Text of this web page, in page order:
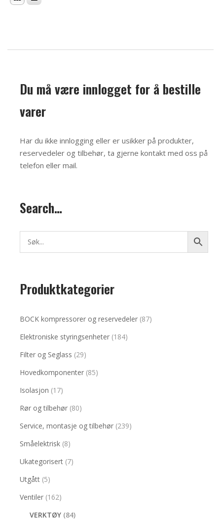
Du må være innlogget for å bestille
varer
Har du ikke innlogging eller er usikker på produkter,
reservedeler og tilbehør, ta gjerne kontakt med oss på
telefon eller mail.
Search…
Produktkategorier
BOCK kompressorer og reservedeler (87)
Elektroniske styringsenheter (184)
Filter og Seglass (29)
Hovedkomponenter (85)
Isolasjon (17)
Rør og tilbehør (80)
Service, montasje og tilbehør (239)
Småelektrisk (8)
Ukategorisert (7)
Utgått (5)
Ventiler (162)
VERKTØY (84)